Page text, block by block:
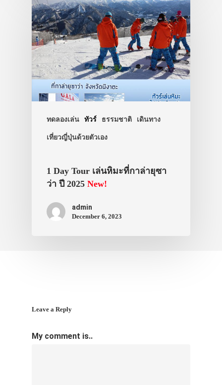
ทดลองเล่น ทัวร์ ธรรมชาติ เดินทาง
เที่ยวญี่ปุ่นด้วยตัวเอง
1 Day Tour เล่นหิมะที่กาล่ายุซา
ว่า ปี 2025 New!
admin
December 6, 2023
Leave a Reply
My comment is..
ประเทศญี่ปุ่น
เที่ยวญี่ปุ่นด้ว
เอง
รถบัส
เดินทาง
สาระน่ารู้